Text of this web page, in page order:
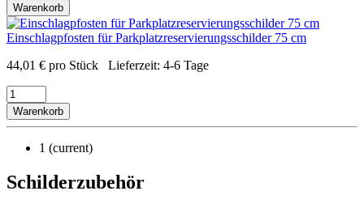
Warenkorb
Einschlagpfosten für Parkplatzreservierungsschilder 75 cm
44,01 € pro Stück Lieferzeit: 4-6 Tage
Warenkorb
1 (current)
Schilderzubehör